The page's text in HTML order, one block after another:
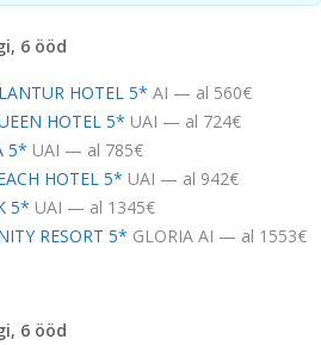
6 ööd
HOTEL 5* AI — al 560€
HOTEL 5* UAI — al 724€
5* UAI — al 785€
HOTEL 5* UAI — al 942€
5* UAI — al 1345€
RESORT 5* GLORIA AI — al 1553€
6 ööd